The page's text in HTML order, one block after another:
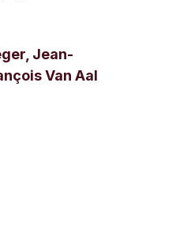
Jean-
Van Aal